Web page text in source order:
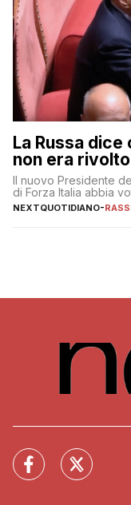
La Russa
non era
Il nuovo Presidente
di Forza Italia abbia
NEXTQUOTIDIANO-